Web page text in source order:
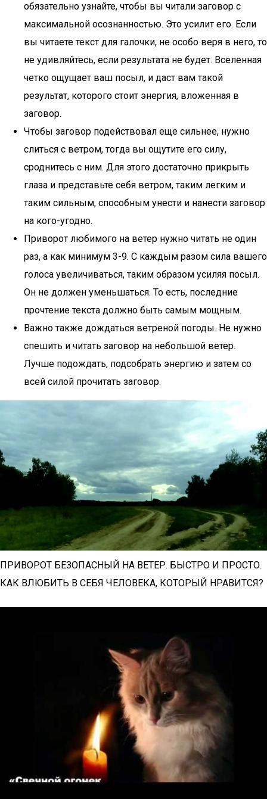
обязательно узнайте, чтобы вы читали заговор с
максимальной осознанностью. Это усилит его. Если
вы читаете текст для галочки, не особо веря в него, то
не удивляйтесь, если результата не будет. Вселенная
четко ощущает ваш посыл, и даст вам такой
результат, которого стоит энергия, вложенная в
заговор.
Чтобы заговор подействовал еще сильнее, нужно
слиться с ветром, тогда вы ощутите его силу,
сроднитесь с ним. Для этого достаточно прикрыть
глаза и представьте себя ветром, таким легким и
таким сильным, способным унести и нанести заговор
на кого-угодно.
Приворот любимого на ветер нужно читать не один
раз, а как минимум 3-9. С каждым разом сила вашего
голоса увеличиваться, таким образом усиляя посыл.
Он не должен уменьшаться. То есть, последние
прочтение текста должно быть самым мощным.
Важно также дождаться ветреной погоды. Не нужно
спешить и читать заговор на небольшой ветер.
Лучше подождать, подсобрать энергию и затем со
всей силой прочитать заговор.
ПРИВОРОТ БЕЗОПАСНЫЙ НА ВЕТЕР. БЫСТРО И ПРОСТО.
КАК ВЛЮБИТЬ В СЕБЯ ЧЕЛОВЕКА, КОТОРЫЙ НРАВИТСЯ?